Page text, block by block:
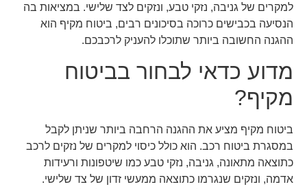
למקרים של גניבה, נזקי טבע, ונזקים לצד שלישי. במציאות בה
הנסיעה בכבישים כרוכה בסיכונים רבים, ביטוח מקיף הוא
ההגנה החשובה ביותר שתוכלו להעניק לרכבכם.
מדוע כדאי לבחור בביטוח
מקיף?
ביטוח מקיף מציע את ההגנה הרחבה ביותר שניתן לקבל
במסגרת ביטוח רכב. הוא כולל כיסוי למקרים של נזקים לרכב
כתוצאה מתאונה, גניבה, נזקי טבע כמו שיטפונות ורעידות
אדמה, ונזקים שנגרמו כתוצאה ממעשי זדון של צד שלישי.